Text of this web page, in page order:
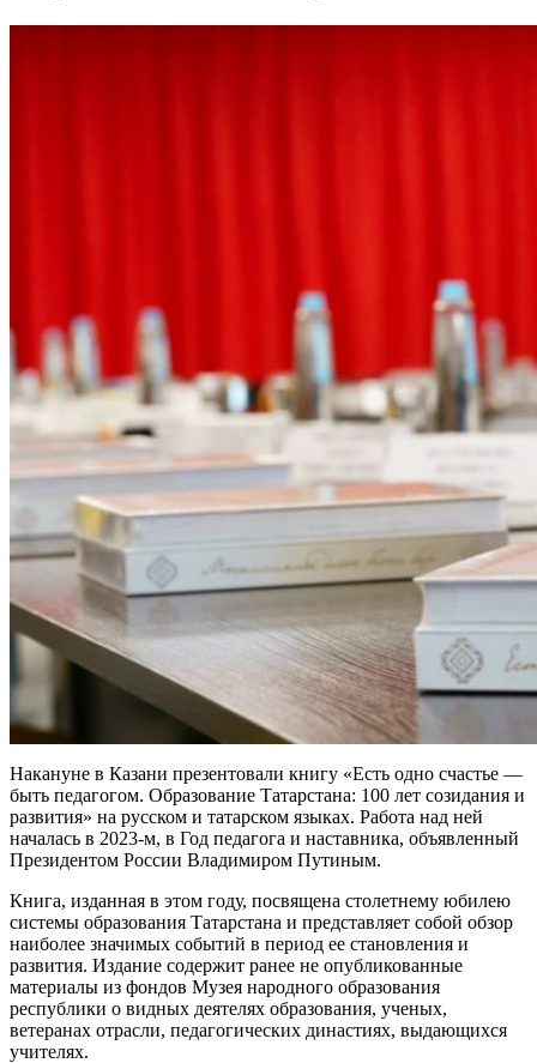
Накануне в Казани презентовали книгу «Есть одно счастье —
быть педагогом. Образование Татарстана: 100 лет созидания и
развития» на русском и татарском языках. Работа над ней
началась в 2023-м, в Год педагога и наставника, объявленный
Президентом России Владимиром Путиным.
Книга, изданная в этом году, посвящена столетнему юбилею
системы образования Татарстана и представляет собой обзор
наиболее значимых событий в период ее становления и
развития. Издание содержит ранее не опубликованные
материалы из фондов Музея народного образования
республики о видных деятелях образования, ученых,
ветеранах отрасли, педагогических династиях, выдающихся
учителях.